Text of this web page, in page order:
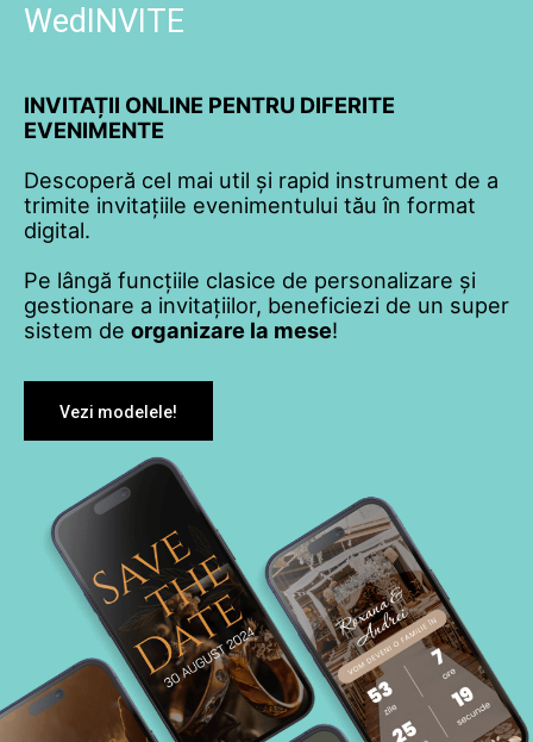
WedINVITE
INVITAȚII ONLINE PENTRU DIFERITE
EVENIMENTE
Descoperă cel mai util și rapid instrument de a
trimite invitațiile evenimentului tău în format
digital.
Pe lângă funcțiile clasice de personalizare și
gestionare a invitațiilor, beneficiezi de un super
sistem de organizare la mese!
Vezi modelele!